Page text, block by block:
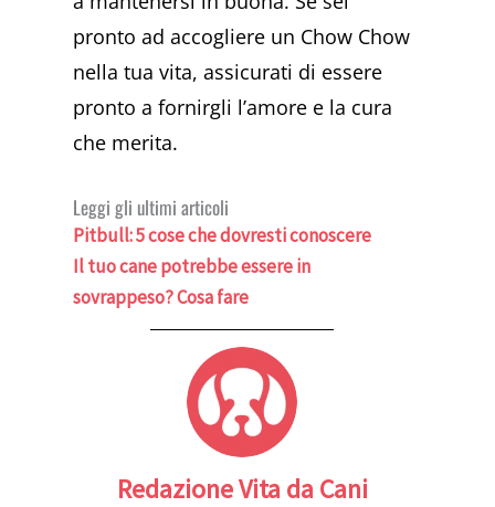
pronto ad accogliere un Chow Chow
nella tua vita, assicurati di essere
pronto a fornirgli l’amore e la cura
che merita.
Leggi gli ultimi articoli
Pitbull: 5 cose che dovresti conoscere
Il tuo cane potrebbe essere in
sovrappeso? Cosa fare
Redazione Vita da Cani